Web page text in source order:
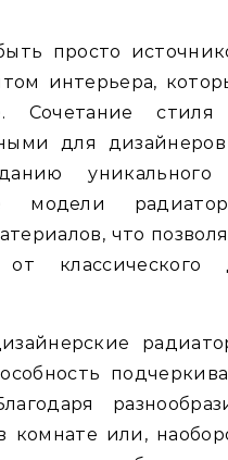
просто
интерьера,
Сочетание
для
модели
что
классического
комнате или,